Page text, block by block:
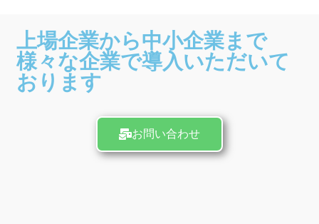
上場企業から中小企業まで
様々な企業で導入いただいて
おります
お問い合わせ